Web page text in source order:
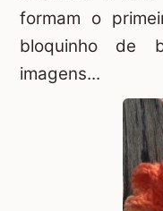
formam o
bloquinho de
imagens...